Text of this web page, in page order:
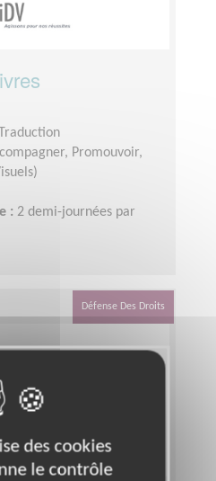
Promouvoir,
: 2 demi-journées par
Défense Des Droits
des cookies
le contrôle